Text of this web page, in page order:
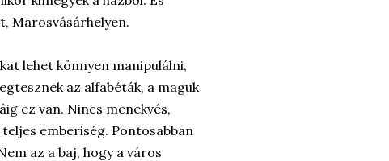
Marosvásárhelyen.
lehet könnyen manipulálni,
az alfabéták, a maguk
ez van. Nincs menekvés,
emberiség. Pontosabban
az a baj, hogy a város